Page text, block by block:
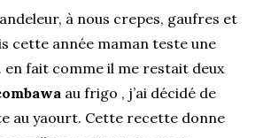
à nous crepes, gaufres et
cette année maman teste une
en fait comme il me restait deux
au frigo , j’ai décidé de
au yaourt. Cette recette donne